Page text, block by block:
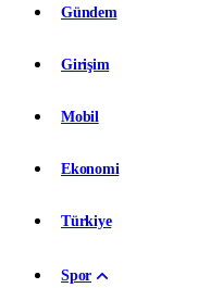
Gündem
Girişim
Mobil
Ekonomi
Türkiye
Spor